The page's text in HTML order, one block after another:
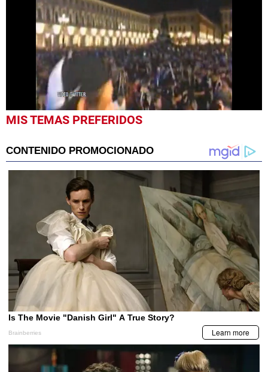
0
seconds
seconds
MIS TEMAS PREFERIDOS